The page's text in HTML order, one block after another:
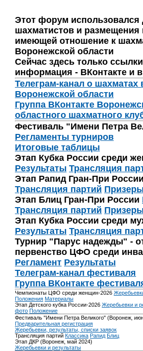
Этот форум
шахматистов и
имеющей отношение к
Воронежской области
Сейчас здесь только
информация - ВКонтакте и
Телеграм-канал о шахматах
Воронежской области
Группа ВКонтакте
областного шахматного
Фестиваль "Имени Петра
Регламенты турниров
Итоговые таблицы
Этап Кубка России среди
Результаты Трансляция
Этап Рапид Гран-При России
Трансляция партий
Этап Блиц Гран-При России
Трансляция партий
Этап Кубка России среди
Результаты Трансляция
Турнир "Парус надежды" -
первенство ЦФО среди
Регламент Результаты
Телеграм-канал фестиваля
Группа ВКонтакте
Чемпионаты ЦФО среди женщин-2026
Положения Материалы
Этап Детского кубка России-2026 Жеребьевки и
фото Положение
Фестиваль "Имени Петра Великого" (Воронеж,
Предварительная регистрация
Жеребьевки, результаты, списки заявок
Трансляция партий Классика Рапид Блиц
Этап ДКР (Воронеж, май 2024)
Жеребьевки и результаты